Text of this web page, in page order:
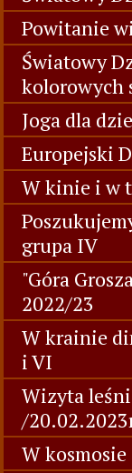
Powitanie
Światowy
kolorowych
Joga dla
Europejski
W kinie i w
grupa IV
"Góra
2022/23
W krainie
i VI
Wizyta
/
W